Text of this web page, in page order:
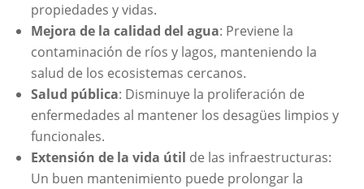
propiedades y vidas.
Mejora de la calidad del agua: Previene la
contaminación de ríos y lagos, manteniendo la
salud de los ecosistemas cercanos.
Salud pública: Disminuye la proliferación de
enfermedades al mantener los desagües limpios y
funcionales.
Extensión de la vida útil de las infraestructuras:
Un buen mantenimiento puede prolongar la